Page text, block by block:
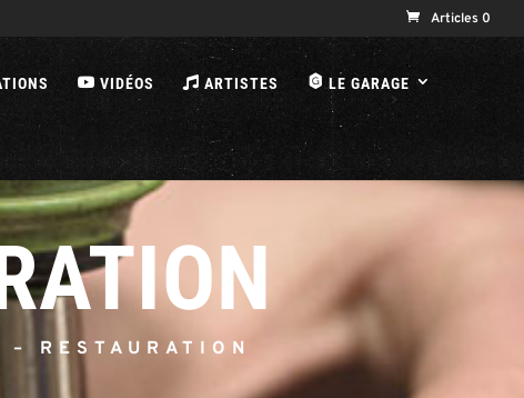
Articles 0
VIDÉOS ARTISTES B LE GARAGE
RESTAURATION